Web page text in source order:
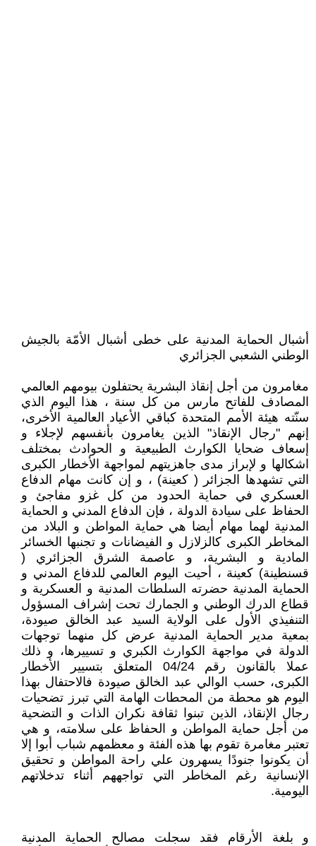
أشبال الحماية المدنية على خطى أشبال الأمّة بالجيش
الوطني الشعبي الجزائري
مغامرون من أجل إنقاذ البشرية يحتفلون بيومهم العالمي
المصادف للفاتح مارس من كل سنة ، هذا اليوم الذي
سنّته هيئة الأمم المتحدة كباقي الأعياد العالمية الأخرى،
إنهم "رجال الإنقاذ" الذين يغامرون بأنفسهم لإجلاء و
إسعاف ضحايا الكوارث الطبيعية و الحوادث بمختلف
اشكالها و لإبراز مدى جاهزيتهم لمواجهة الأخطار الكبرى
التي تشهدها الجزائر ( كعينة) ​، و إن كانت مهام الدفاع
العسكري في حماية الحدود من كل غزو مفاجئ و
الحفاظ على سيادة الدولة ، فإن الدفاع المدني و الحماية
المدنية لهما مهام أيضا هي حماية المواطن و البلاد من
المخاطر الكبرى كالزلازل و الفيضانات و تجنبها الخسائر
المادية و البشرية، و عاصمة الشرق الجزائري (
قسنطينة) كعينة ، أحيت اليوم العالمي للدفاع المدني و
الحماية المدنية حضرته السلطات المدنية و العسكرية و
قطاع الدرك الوطني و الجمارك تحت إشراف المسؤول
التنفيذي الأول على الولاية السيد عبد الخالق صيودة،
بمعية مدير الحماية المدنية عرض كل منهما توجهات
الدولة في مواجهة الكوارث الكبري و تسييرها، و ذلك
عملا بالقانون رقم 04/24 المتعلق بتسيير الأخطار
الكبرى، حسب الوالي عبد الخالق صيودة فالاحتفال بهذا
اليوم هو محطة من المحطات الهامة التي تبرز تضحيات
رجال الإنقاذ، الذين تبنوا ثقافة نكران الذات و التضحية
من أجل حماية المواطن و الحفاظ على سلامته، و هي
تعتبر مغامرة تقوم بها هذه الفئة و معظمهم شباب أبوا إلا
أن يكونوا جنودًا يسهرون علي راحة المواطن و تحقيق
الإنسانية رغم المخاطر التي تواجههم أثناء تدخلاتهم
اليومية.
و بلغة الأرقام فقد سجلت مصالح الحماية المدنية